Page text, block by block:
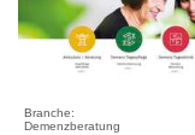
Branche:
Demenzberatung